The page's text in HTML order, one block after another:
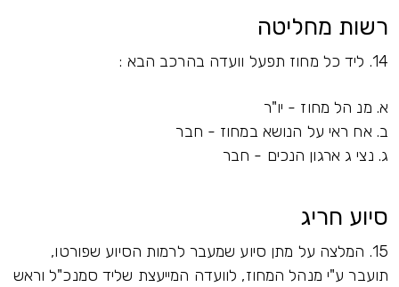
רשות מחליטה
14. ליד כל מחוז תפעל וועדה בהרכב הבא :
א. מנ הל מחוז - יו"ר
ב. אח ראי על הנושא במחוז - חבר
ג. נצי ג ארגון הנכים - חבר
סיוע חריג
15. המלצה על מתן סיוע שמעבר לרמות הסיוע שפורטו,
תועבר ע"י מנהל המחוז, לוועדה המייעצת שליד סמנכ"ל וראש